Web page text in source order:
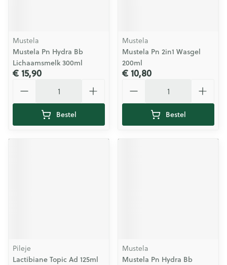
Mustela
Mustela Pn Hydra Bb
Lichaamsmelk 300ml
€ 15,90
Bestel
Mustela
Mustela Pn 2in1 Wasgel
200ml
€ 10,80
Bestel
Pileje
Lactibiane Topic Ad 125ml
Mustela
Mustela Pn Hydra Bb